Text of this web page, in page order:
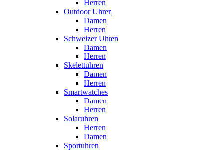
Herren
Outdoor Uhren
Damen
Herren
Schweizer Uhren
Damen
Herren
Skelettuhren
Damen
Herren
Smartwatches
Damen
Herren
Solaruhren
Herren
Damen
Sportuhren